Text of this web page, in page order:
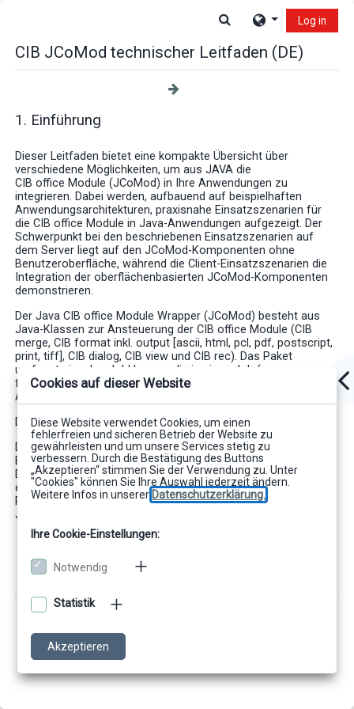
Toggle search input
Log in
CIB JCoMod technischer Leitfaden (DE)
1. Einführung
Dieser Leitfaden bietet eine kompakte Übersicht über
verschiedene Möglichkeiten, um aus JAVA die
CIB office Module (JCoMod) in Ihre Anwendungen zu
integrieren. Dabei werden, aufbauend auf beispielhaften
Anwendungsarchitekturen, praxisnahe Einsatzszenarien für
die CIB office Module in Java-Anwendungen aufgezeigt. Der
Schwerpunkt bei den beschriebenen Einsatzszenarien auf
dem Server liegt auf den JCoMod-Komponenten ohne
Benutzeroberfläche, während die Client-Einsatzszenarien die
Integration der oberflächenbasierten JCoMod-Komponenten
demonstrieren.
Der Java CIB office Module Wrapper (JCoMod) besteht aus
Java-Klassen zur Ansteuerung der CIB office Module (CIB
merge, CIB format inkl. output [ascii, html, pcl, pdf, postscript,
print, tiff], CIB dialog, CIB view und CIB rec). Das Paket
umfasst einzelne Jobklassen, die je einen Job (merge,
format/output, view, dialog oder rec) nach Wünschen des
Anwenders konfigurieren und ausführen.
Die JCoMod Jobklassen sind ab JDK Version 1.1.6 einsetzbar.
Die vorliegende Dokumentation gibt einen Überblick über die
Eigenschaften und das Konzept der JCoMod Jobklassen.
Detaillierte technische Schnittstellen und Aufrufparameter der
einzelnen Jobklassen entnehmen Sie der technischen
Referenz des Produkts, die als elektronische Online-Hilfe und
Javadoc verfügbar ist.
Cookies auf dieser Website
Diese Website verwendet Cookies, um einen
fehlerfreien und sicheren Betrieb der Website zu
gewährleisten und um unsere Services stetig zu
verbessern. Durch die Bestätigung des Buttons
„Akzeptieren“ stimmen Sie der Verwendung zu. Unter
"Cookies" können Sie Ihre Auswahl jederzeit ändern.
Weitere Infos in unserer Datenschutzerklärung.
Ihre Cookie-Einstellungen:
Notwendig
Statistik
Akzeptieren